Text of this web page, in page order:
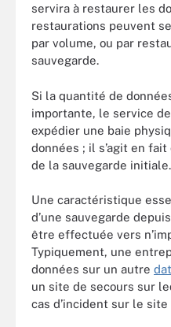
servira à restaurer les
restaurations peuvent
par volume, ou par
sauvegarde.
Si la quantité de
importante, le service
expédier une baie
données ; il s’agit en
de la sauvegarde initiale.
Une caractéristique
d’une sauvegarde
être effectuée vers
Typiquement, une
données sur un autre
un site de secours sur
cas d’incident sur le